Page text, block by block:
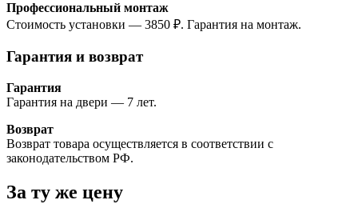
Профессиональный монтаж
Стоимость установки — 3850 ₽. Гарантия на монтаж.
Гарантия и возврат
Гарантия
Гарантия на двери — 7 лет.
Возврат
Возврат товара осуществляется в соответствии с
законодательством РФ.
За ту же цену